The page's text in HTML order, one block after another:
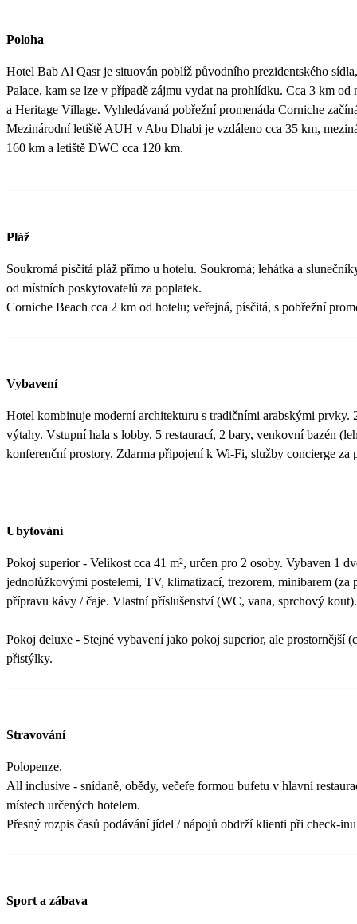
Poloha
Hotel Bab Al Qasr je situován poblíž původního prezidentského
Palace, kam se lze v případě zájmu vydat na prohlídku. Cca 3 km
a Heritage Village. Vyhledávaná pobřežní promenáda Corniche
Mezinárodní letiště AUH v Abu Dhabi je vzdáleno cca 35 km,
160 km a letiště DWC cca 120 km.
Pláž
Soukromá písčitá pláž přímo u hotelu. Soukromá; lehátka a
od místních poskytovatelů za poplatek.
Corniche Beach cca 2 km od hotelu; veřejná, písčitá, s pobřežní
Vybavení
Hotel kombinuje moderní architekturu s tradičními arabskými prvky.
výtahy. Vstupní hala s lobby, 5 restaurací, 2 bary, venkovní bazén
konferenční prostory. Zdarma připojení k Wi-Fi, služby concierge za
Ubytování
Pokoj superior - Velikost cca 41 m², určen pro 2 osoby. Vybaven 1
jednolůžkovými postelemi, TV, klimatizací, trezorem, minibarem (za
přípravu kávy / čaje. Vlastní příslušenství (WC, vana, sprchový
Pokoj deluxe - Stejné vybavení jako pokoj superior, ale prostornější
přistýlky.
Stravování
Polopenze.
All inclusive - snídaně, obědy, večeře formou bufetu v hlavní
místech určených hotelem.
Přesný rozpis časů podávání jídel / nápojů obdrží klienti při check-
Sport a zábava